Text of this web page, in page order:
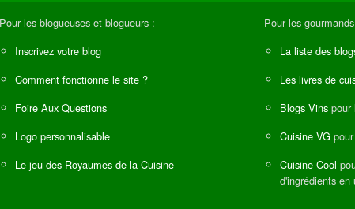
Pour les blogueuses et blogueurs :
Inscrivez votre blog
Comment fonctionne le site ?
Foire Aux Questions
Logo personnalisable
Le jeu des Royaumes de la Cuisine
Pour les
La liste des
Les livres de
Blogs Vins pour
Cuisine VG
Cuisine Cool
d'ingrédients